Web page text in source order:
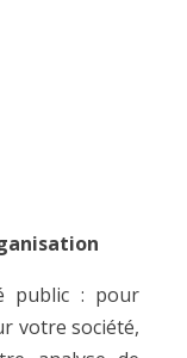
public : pour
votre société,